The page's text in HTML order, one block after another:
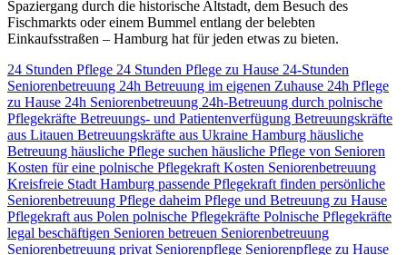
Spaziergang durch die historische Altstadt, dem Besuch des
Fischmarkts oder einem Bummel entlang der belebten
Einkaufsstraßen – Hamburg hat für jeden etwas zu bieten.
24 Stunden Pflege 24 Stunden Pflege zu Hause 24-Stunden
Seniorenbetreuung 24h Betreuung im eigenen Zuhause 24h Pflege
zu Hause 24h Seniorenbetreuung 24h-Betreuung durch polnische
Pflegekräfte Betreuungs- und Patientenverfügung Betreuungskräfte
aus Litauen Betreuungskräfte aus Ukraine Hamburg häusliche
Betreuung häusliche Pflege suchen häusliche Pflege von Senioren
Kosten für eine polnische Pflegekraft Kosten Seniorenbetreuung
Kreisfreie Stadt Hamburg passende Pflegekraft finden persönliche
Seniorenbetreuung Pflege daheim Pflege und Betreuung zu Hause
Pflegekraft aus Polen polnische Pflegekräfte Polnische Pflegekräfte
legal beschäftigen Senioren betreuen Seniorenbetreuung
Seniorenbetreuung privat Seniorenpflege Seniorenpflege zu Hause